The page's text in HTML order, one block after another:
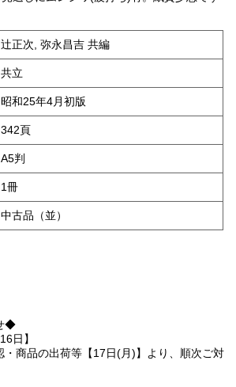
辻正次, 弥永昌吉 共編
共立
昭和25年4月初版
342頁
A5判
1冊
中古品（並）
◆
日】
・商品の出荷等【17日(月)】より、順次ご対